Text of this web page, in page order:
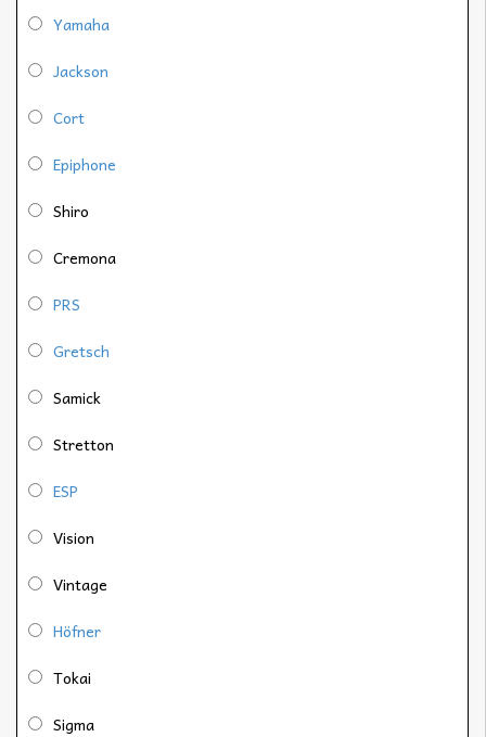
Yamaha
Jackson
Cort
Epiphone
Shiro
Cremona
PRS
Gretsch
Samick
Stretton
ESP
Vision
Vintage
Höfner
Tokai
Sigma